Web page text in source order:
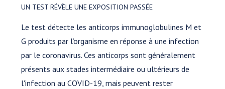
UN TEST RÉVÈLE UNE EXPOSITION PASSÉE
Le test détecte les anticorps immunoglobulines M et
G produits par l’organisme en réponse à une infection
par le coronavirus. Ces anticorps sont généralement
présents aux stades intermédiaire ou ultérieurs de
l'infection au COVID-19, mais peuvent rester